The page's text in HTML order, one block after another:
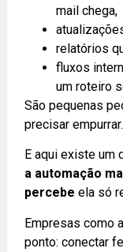
mail chega,
relatórios
fluxos
um roteiro
São pequenas
precisar empurrar.
E aqui existe um
a automação
percebe ela só
Empresas como
ponto: conectar